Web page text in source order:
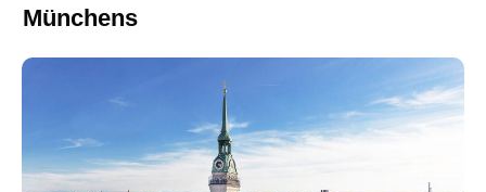
Münchens